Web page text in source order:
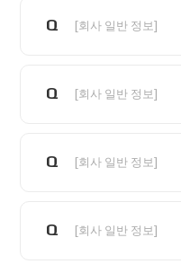
Q [회사 일반 정보]
Q [회사 일반 정보]
Q [회사 일반 정보]
Q [회사 일반 정보]